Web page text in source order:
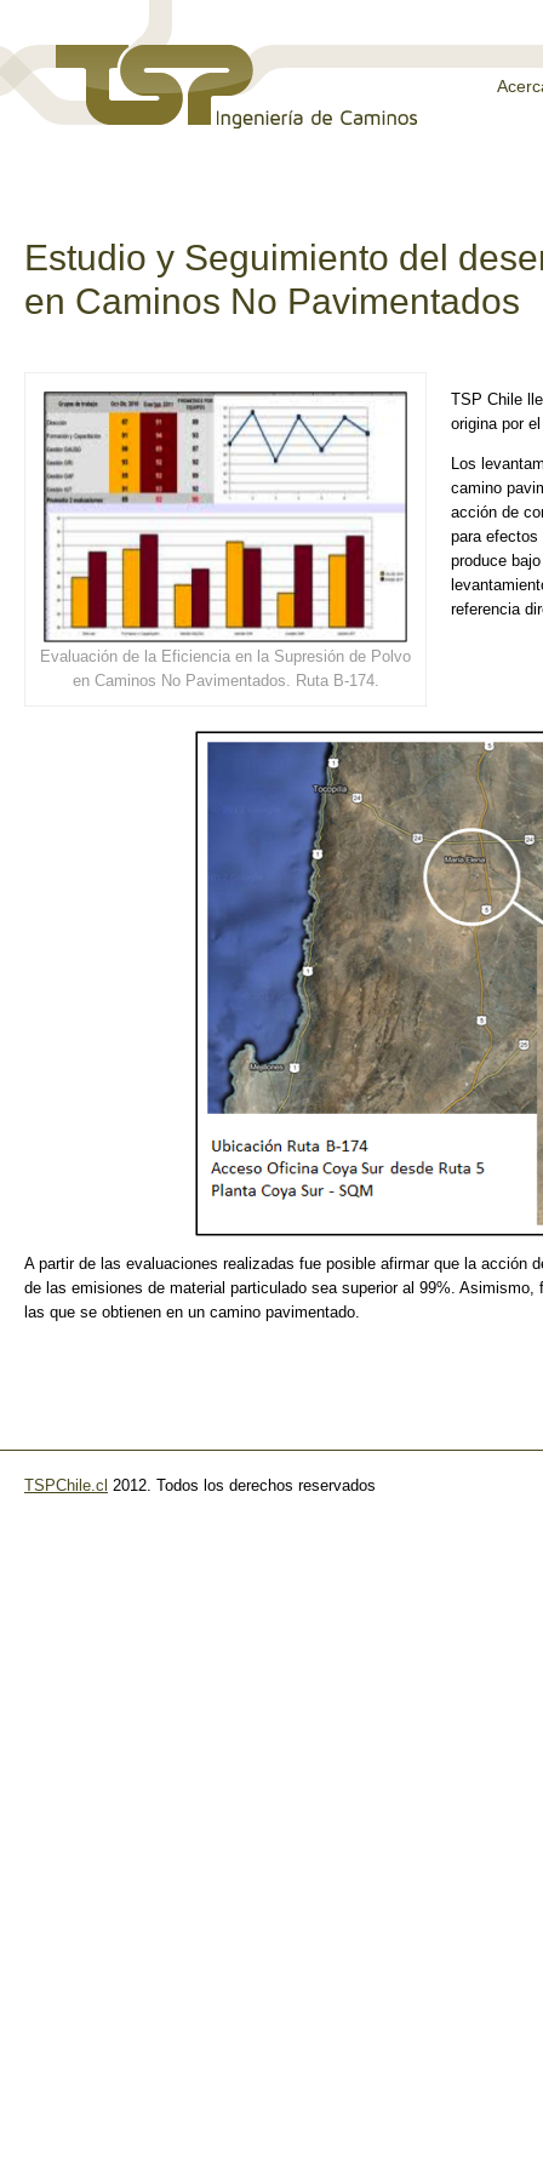
Estudio y Seguimiento del
en Caminos No Pavimentados
Evaluación de la Eficiencia en la Supresión de Polvo
en Caminos No Pavimentados. Ruta B-174.
TSP Chile
origina por
Los
camino
acción de
para
produce
referencia
A partir de las evaluaciones realizadas fue posible afirmar que la acción
de las emisiones de material particulado sea superior al 99%.
las que se obtienen en un camino pavimentado.
TSPChile.cl 2012. Todos los derechos reservados